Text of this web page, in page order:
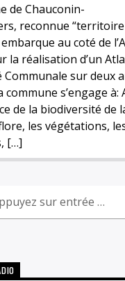
de Chauconin-
reconnue
au coté de
la réalisation d’un
sur deux
commune s’engage à:
de la biodiversité de
les végétations,
[…]